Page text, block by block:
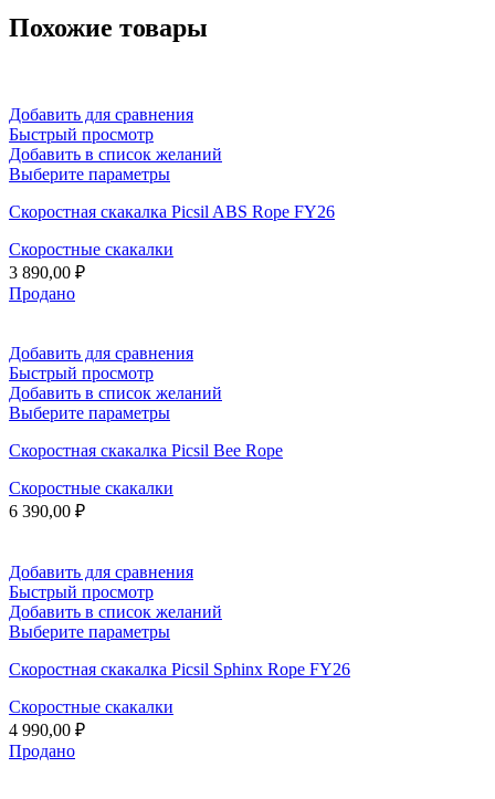
Похожие товары
Добавить для сравнения
Быстрый просмотр
Добавить в список желаний
Выберите параметрыЭтот
имеет
вариаций.
странице
Скоростная скакалка Picsil ABS Rope FY26
Скоростные скакалки
3 890,00 ₽
Продано
Добавить для сравнения
Быстрый просмотр
Добавить в список желаний
Выберите параметрыЭтот
имеет
вариаций.
на
товара.
Скоростная скакалка Picsil Bee Rope
Скоростные скакалки
6 390,00 ₽
Добавить для сравнения
Быстрый просмотр
Добавить в список желаний
Выберите параметрыЭтот
имеет
вариаций.
Скоростная скакалка Picsil Sphinx Rope FY26
Скоростные скакалки
4 990,00 ₽
Продано